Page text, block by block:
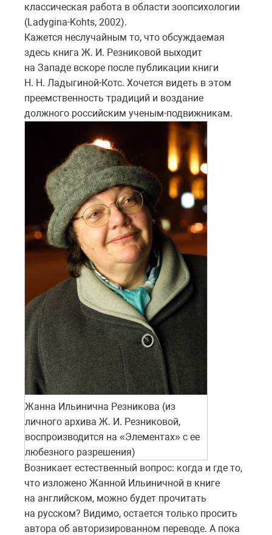
классическая работа в области зоопсихологии
(Ladygina-Kohts, 2002).
Кажется неслучайным то, что обсуждаемая
здесь книга Ж. И. Резниковой выходит
на Западе вскоре после публикации книги
Н. Н. Ладыгиной-Котс. Хочется видеть в этом
преемственность традиций и воздание
должного российским ученым-подвижникам.
Жанна Ильинична Резникова (из
личного архива Ж. И. Резниковой,
воспроизводится на «Элементах» с ее
любезного разрешения)
Возникает естественный вопрос: когда и где то,
что изложено Жанной Ильиничной в книге
на английском, можно будет прочитать
на русском? Видимо, остается только просить
автора об авторизированном переводе. А пока